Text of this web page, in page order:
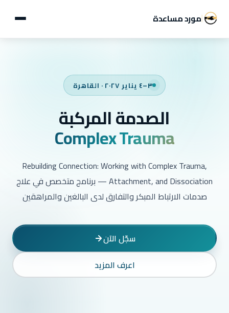
مورد مساعدة
محتوى البرنامج
تقديم الآن
٣–٤ يناير ٢٠٢٧ · القاهرة
الصدمة المركبة
Complex Trauma
Rebuilding Connection: Working with Complex Trauma,
Attachment, and Dissociation — برنامج متخصص في علاج
صدمات الارتباط المبكر والتفارق لدى البالغين والمراهقين
سجّل الآن
اعرف المزيد